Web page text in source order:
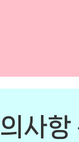
사항